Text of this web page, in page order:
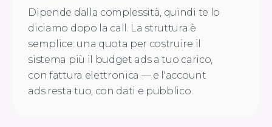
Dipende dalla complessità, quindi te lo
diciamo dopo la call. La struttura è
semplice: una quota per costruire il
sistema più il budget ads a tuo carico,
con fattura elettronica — e l'account
ads resta tuo, con dati e pubblico.